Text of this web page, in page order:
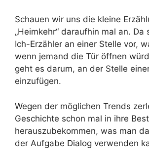
Schauen wir uns die kleine
„Heimkehr“ daraufhin mal an.
Ich-Erzähler an einer Stelle vor,
wenn jemand die Tür öffnen
geht es darum, an der Stelle
einzufügen.
Wegen der möglichen Trends
Geschichte schon mal in ihre
herauszubekommen, was man
der Aufgabe Dialog verwenden